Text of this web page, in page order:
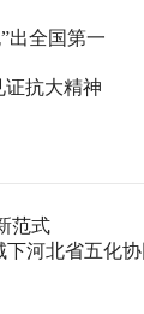
出全国第一
证抗大精神
范式
北省五化协同